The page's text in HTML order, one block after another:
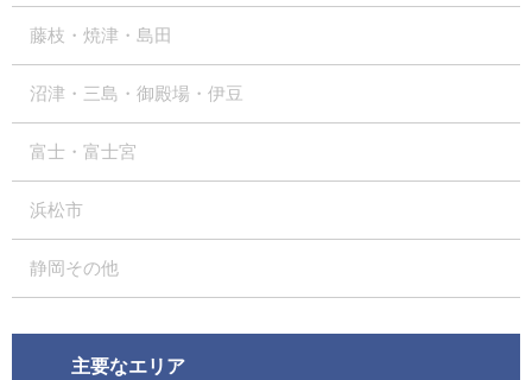
藤枝・焼津・島田
沼津・三島・御殿場・伊豆
富士・富士宮
浜松市
静岡その他
主要なエリア